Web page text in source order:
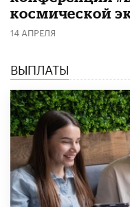
космической
14 АПРЕЛЯ
ВЫПЛАТЫ